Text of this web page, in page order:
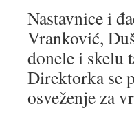
Nastavnice i
Vranković,
donele i skelu
Direktorka se
osveženje za